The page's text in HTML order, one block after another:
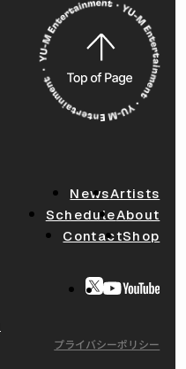
NewsArtists
ScheduleAbout
ContactShop
プライバシーポリシー